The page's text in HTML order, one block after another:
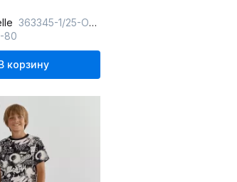
363345-1/25-ОБР43499Ц-7-2 ACID_WASH_на_обсидиане_009.2_Эйсид_772_W_выш
80
корзину